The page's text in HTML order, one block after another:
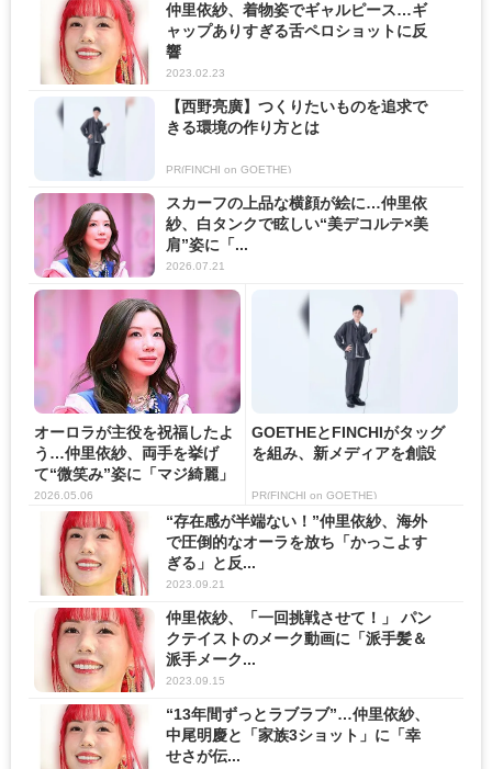
仲里依紗、着物姿でギャルピース…ギ
ャップありすぎる舌ペロショットに反
響
2023.02.23
【西野亮廣】つくりたいものを追求で
きる環境の作り方とは
PR(FINCHI on GOETHE)
スカーフの上品な横顔が絵に…仲里依
紗、白タンクで眩しい“美デコルテ×美
肩”姿に「...
2026.07.21
オーロラが主役を祝福したよ
う…仲里依紗、両手を挙げ
て“微笑み”姿に「マジ綺麗」
「...
2026.05.06
GOETHEとFINCHIがタッグ
を組み、新メディアを創設
PR(FINCHI on GOETHE)
“存在感が半端ない！”仲里依紗、海外
で圧倒的なオーラを放ち「かっこよす
ぎる」と反...
2023.09.21
仲里依紗、「一回挑戦させて！」 パン
クテイストのメーク動画に「派手髪＆
派手メーク...
2023.09.15
“13年間ずっとラブラブ”…仲里依紗、
中尾明慶と「家族3ショット」に「幸
せさが伝...